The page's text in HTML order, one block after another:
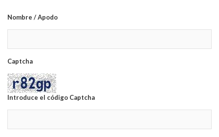
Nombre / Apodo
Captcha
Introduce el código Captcha